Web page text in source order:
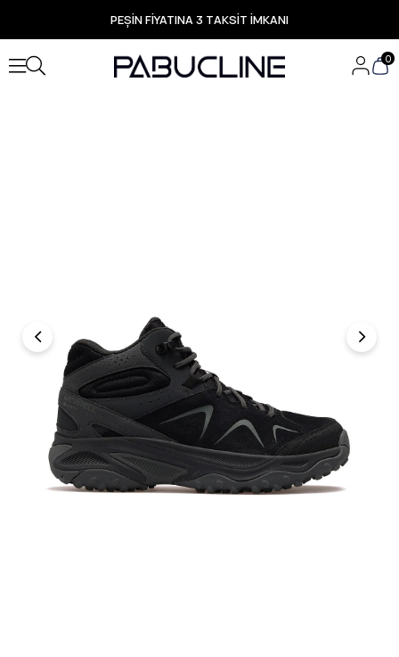
PEŞİN FİYATINA 3 TAKSİT İMKANI
TÜM ÜRÜNLERDE ÜCRETSİZ KARGO
Yeni Sezon Ürünlerde Özel Fırsatlar
Seçili Ürünlerde Hızlı Teslimat
0